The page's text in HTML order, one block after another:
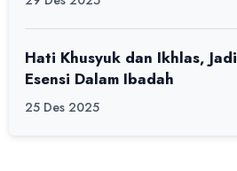
Hati Khusyuk dan Ikhlas, Jadi
Esensi Dalam Ibadah
25 Des 2025